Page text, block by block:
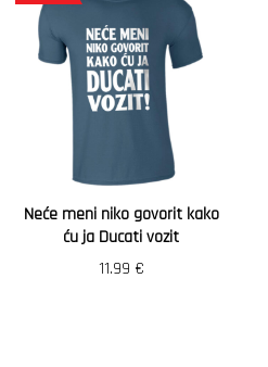
Neće meni niko govorit kako
ću ja Ducati vozit
11.99 €